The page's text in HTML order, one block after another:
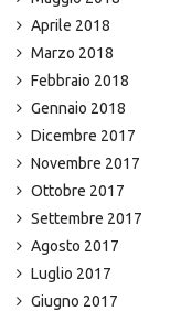
Aprile 2018
Marzo 2018
Febbraio 2018
Gennaio 2018
Dicembre 2017
Novembre 2017
Ottobre 2017
Settembre 2017
Agosto 2017
Luglio 2017
Giugno 2017